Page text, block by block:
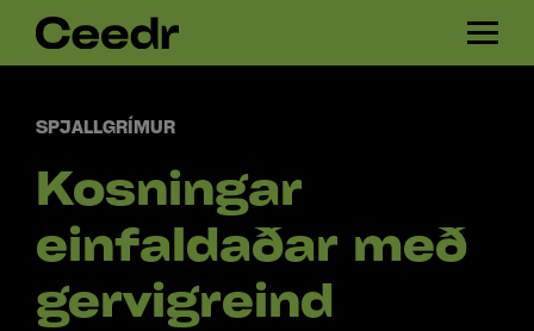
Skip
navigation
H
A
SPJALLGRÍMUR
Kosningar
einfaldaðar með
gervigreind